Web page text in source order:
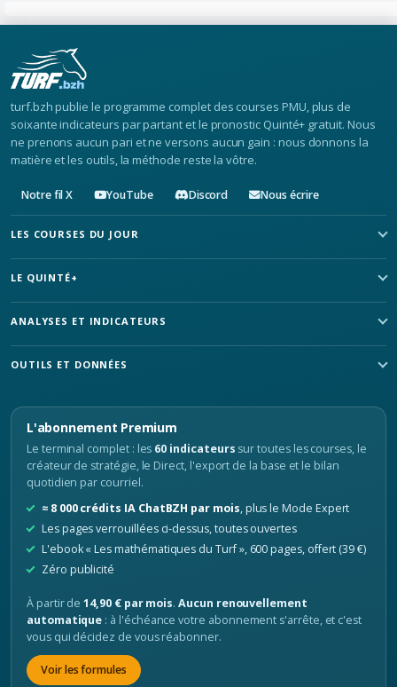
turf.bzh publie le programme complet des courses PMU, plus de
soixante indicateurs par partant et le pronostic Quinté+ gratuit. Nous
ne prenons aucun pari et ne versons aucun gain : nous donnons la
matière et les outils, la méthode reste la vôtre.
Notre fil X YouTube Discord Nous écrire
LES COURSES DU JOUR
LE QUINTÉ+
ANALYSES ET INDICATEURS
OUTILS ET DONNÉES
L'abonnement Premium
Le terminal complet : les 60 indicateurs sur toutes les courses, le
créateur de stratégie, le Direct, l'export de la base et le bilan
quotidien par courriel.
≈ 8 000 crédits IA ChatBZH par mois, plus le Mode Expert
Les pages verrouillées ci-dessus, toutes ouvertes
L'ebook « Les mathématiques du Turf », 600 pages, offert (39 €)
Zéro publicité
À partir de14,90 € par mois.Aucun renouvellement
automatique : à l'échéance votre abonnement s'arrête, et c'est
vous qui décidez de vous réabonner.
Voir les formules